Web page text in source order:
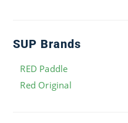
SUP Brands
RED Paddle
Red Original